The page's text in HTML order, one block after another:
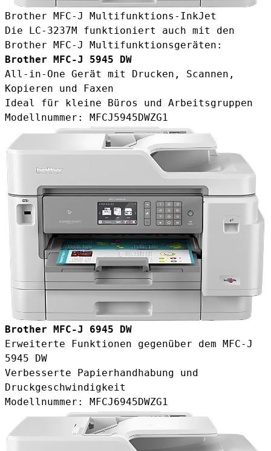
Brother MFC-J Multifunktions-InkJet
Die LC-3237M funktioniert auch mit den
Brother MFC-J Multifunktionsgeräten:
Brother MFC-J 5945 DW
All-in-One Gerät mit Drucken, Scannen,
Kopieren und Faxen
Ideal für kleine Büros und Arbeitsgruppen
Modellnummer: MFCJ5945DWZG1
Brother MFC-J 6945 DW
Erweiterte Funktionen gegenüber dem MFC-J
5945 DW
Verbesserte Papierhandhabung und
Druckgeschwindigkeit
Modellnummer: MFCJ6945DWZG1